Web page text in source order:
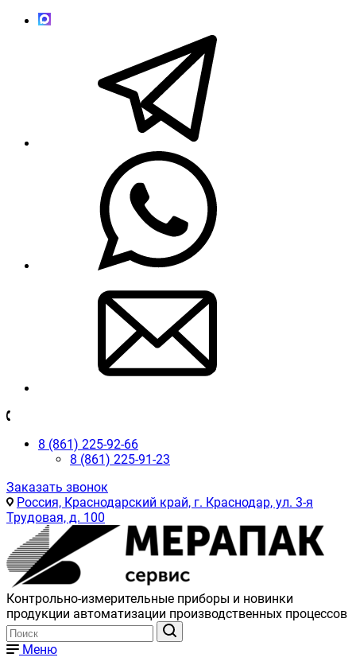
8 (861) 225-92-66
8 (861) 225-91-23
Заказать звонок
Россия, Краснодарский край, г. Краснодар, ул. 3-я
Трудовая, д. 100
Контрольно-измерительные приборы и новинки
продукции автоматизации производственных процессов
Меню